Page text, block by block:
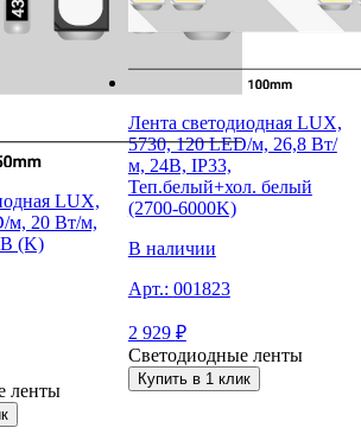
LUX,
м, 20 Вт/м,
(K)
ленты
Лента светодиодная LUX,
5730, 120 LED/м, 26,8 Вт/
м, 24В, IP33,
Теп.белый+хол. белый
(2700-6000K)
В наличии
Арт.: 001823
2 929 ₽
Светодиодные ленты
Купить в 1 клик